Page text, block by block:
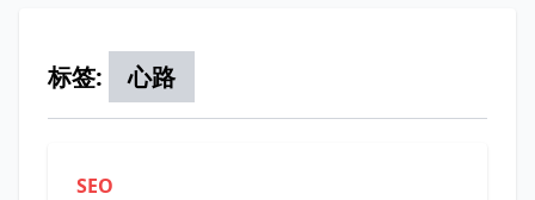
标签: 心路
SEO